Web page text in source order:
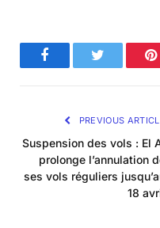
FacebookTwitter
PREVIOUS
Suspension des vols : El
prolonge l’annulation
ses vols réguliers
18